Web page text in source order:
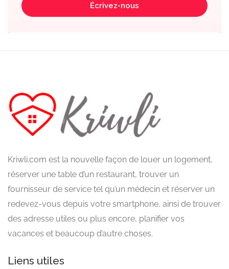
Écrivez-nous
Kriwli.com est la nouvelle façon de louer un logement,
réserver une table d’un restaurant, trouver un
fournisseur de service tel qu’un médecin et réserver un
redevez-vous depuis votre smartphone, ainsi de trouver
des adresse utiles ou plus encore, planifier vos
vacances et beaucoup d’autre choses.
Liens utiles